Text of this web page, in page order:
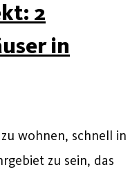
2
in
wohnen, schnell in
zu sein, das